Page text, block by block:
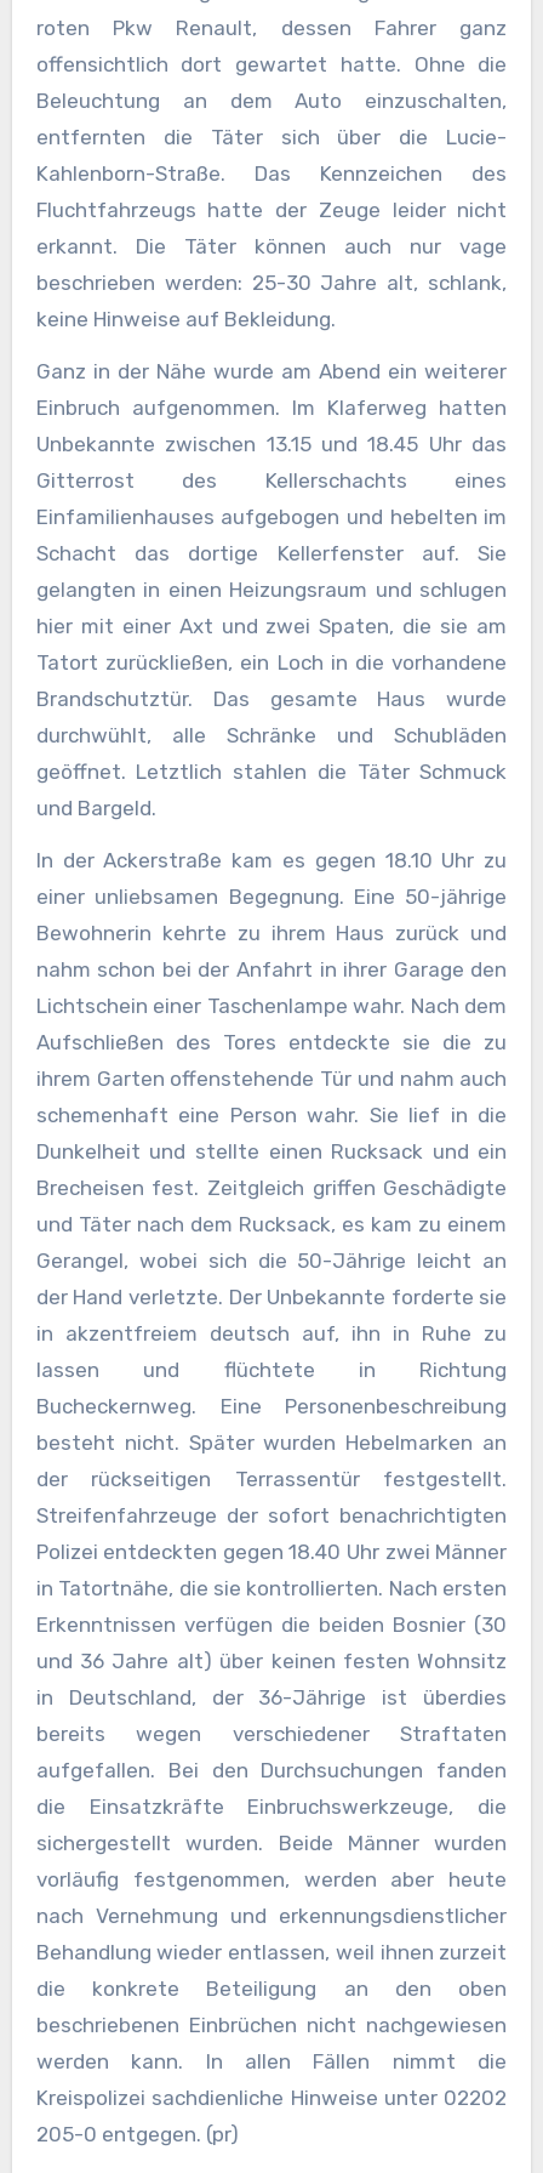
roten Pkw Renault, dessen Fahrer ganz
offensichtlich dort gewartet hatte. Ohne die
Beleuchtung an dem Auto einzuschalten,
entfernten die Täter sich über die Lucie-
Kahlenborn-Straße. Das Kennzeichen des
Fluchtfahrzeugs hatte der Zeuge leider nicht
erkannt. Die Täter können auch nur vage
beschrieben werden: 25-30 Jahre alt, schlank,
keine Hinweise auf Bekleidung.
Ganz in der Nähe wurde am Abend ein weiterer
Einbruch aufgenommen. Im Klaferweg hatten
Unbekannte zwischen 13.15 und 18.45 Uhr das
Gitterrost des Kellerschachts eines
Einfamilienhauses aufgebogen und hebelten im
Schacht das dortige Kellerfenster auf. Sie
gelangten in einen Heizungsraum und schlugen
hier mit einer Axt und zwei Spaten, die sie am
Tatort zurückließen, ein Loch in die vorhandene
Brandschutztür. Das gesamte Haus wurde
durchwühlt, alle Schränke und Schubläden
geöffnet. Letztlich stahlen die Täter Schmuck
und Bargeld.
In der Ackerstraße kam es gegen 18.10 Uhr zu
einer unliebsamen Begegnung. Eine 50-jährige
Bewohnerin kehrte zu ihrem Haus zurück und
nahm schon bei der Anfahrt in ihrer Garage den
Lichtschein einer Taschenlampe wahr. Nach dem
Aufschließen des Tores entdeckte sie die zu
ihrem Garten offenstehende Tür und nahm auch
schemenhaft eine Person wahr. Sie lief in die
Dunkelheit und stellte einen Rucksack und ein
Brecheisen fest. Zeitgleich griffen Geschädigte
und Täter nach dem Rucksack, es kam zu einem
Gerangel, wobei sich die 50-Jährige leicht an
der Hand verletzte. Der Unbekannte forderte sie
in akzentfreiem deutsch auf, ihn in Ruhe zu
lassen und flüchtete in Richtung
Bucheckernweg. Eine Personenbeschreibung
besteht nicht. Später wurden Hebelmarken an
der rückseitigen Terrassentür festgestellt.
Streifenfahrzeuge der sofort benachrichtigten
Polizei entdeckten gegen 18.40 Uhr zwei Männer
in Tatortnähe, die sie kontrollierten. Nach ersten
Erkenntnissen verfügen die beiden Bosnier (30
und 36 Jahre alt) über keinen festen Wohnsitz
in Deutschland, der 36-Jährige ist überdies
bereits wegen verschiedener Straftaten
aufgefallen. Bei den Durchsuchungen fanden
die Einsatzkräfte Einbruchswerkzeuge, die
sichergestellt wurden. Beide Männer wurden
vorläufig festgenommen, werden aber heute
nach Vernehmung und erkennungsdienstlicher
Behandlung wieder entlassen, weil ihnen zurzeit
die konkrete Beteiligung an den oben
beschriebenen Einbrüchen nicht nachgewiesen
werden kann. In allen Fällen nimmt die
Kreispolizei sachdienliche Hinweise unter 02202
205-0 entgegen. (pr)